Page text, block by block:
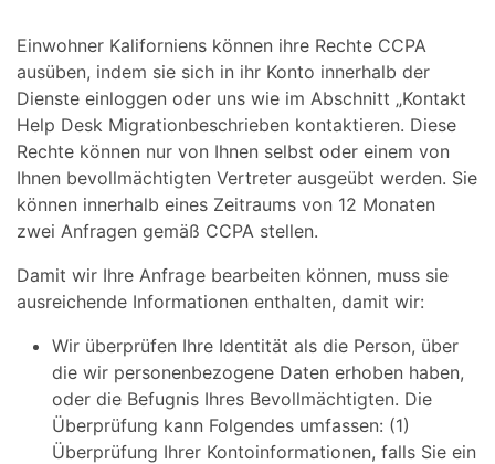
Einwohner Kaliforniens können ihre Rechte CCPA
ausüben, indem sie sich in ihr Konto innerhalb der
Dienste einloggen oder uns wie im Abschnitt „Kontakt
Help Desk Migrationbeschrieben kontaktieren. Diese
Rechte können nur von Ihnen selbst oder einem von
Ihnen bevollmächtigten Vertreter ausgeübt werden. Sie
können innerhalb eines Zeitraums von 12 Monaten
zwei Anfragen gemäß CCPA stellen.
Damit wir Ihre Anfrage bearbeiten können, muss sie
ausreichende Informationen enthalten, damit wir:
Wir überprüfen Ihre Identität als die Person, über
die wir personenbezogene Daten erhoben haben,
oder die Befugnis Ihres Bevollmächtigten. Die
Überprüfung kann Folgendes umfassen: (1)
Überprüfung Ihrer Kontoinformationen, falls Sie ein